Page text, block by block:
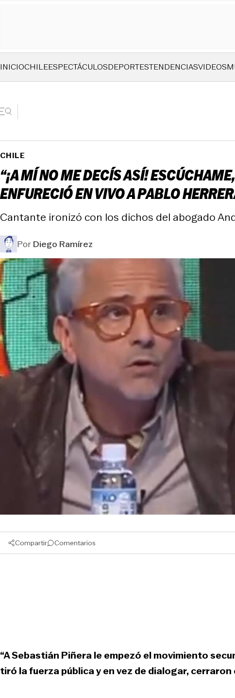
INICIOCHILEESPECTÁCULOSDEPORTESTENDENCIASVIDEOS
CHILE
“¡A MÍ NO ME DECÍS ASÍ!
ENFURECIÓ EN VIVO A PABLO
Cantante ironizó con los dichos del abogado
PorDiego Ramírez
Compartir Comentarios
“A Sebastián Piñera le empezó el movimiento
tiró la fuerza pública y en vez de dialogar, cerraron